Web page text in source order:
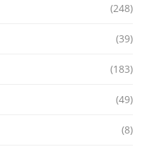
(248)
(39)
(183)
(49)
(8)